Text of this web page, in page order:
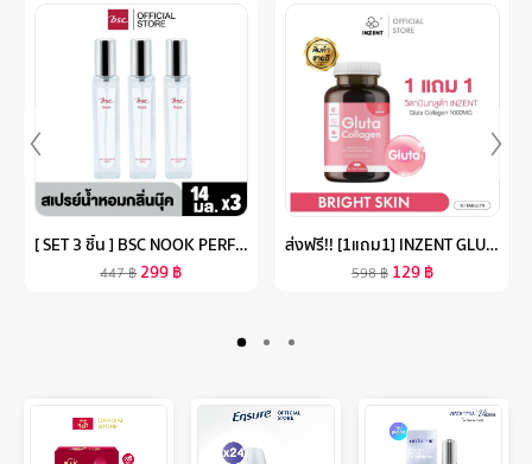
[ SET 3 ชิ้น ] BSC NOOK PERFUME SPRAY สเปรย์น้ำหอมกลิ่นนุ๊ค 14 ML.
447฿299฿
ส่งฟรี!! [1แถม1] INZENT GLUTA COLLAGEN 1000MG (30 เม็ด) แอล กลูต้า พลัส คอลลาเจน สูตรเข้มข้น 1,000 MG ผิวสว่าง ใส บำรุงสุขภาพดีจากภายใน วิตามินกลูต้า
598฿ 129฿